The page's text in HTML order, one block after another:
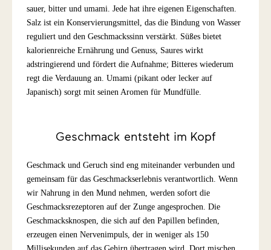
sauer, bitter und umami. Jede hat ihre eigenen Eigenschaften.
Salz ist ein Konservierungsmittel, das die Bindung von Wasser
reguliert und den Geschmackssinn verstärkt. Süßes bietet
kalorienreiche Ernährung und Genuss, Saures wirkt
adstringierend und fördert die Aufnahme; Bitteres wiederum
regt die Verdauung an. Umami (pikant oder lecker auf
Japanisch) sorgt mit seinen Aromen für Mundfülle.
Geschmack entsteht im Kopf
Geschmack und Geruch sind eng miteinander verbunden und
gemeinsam für das Geschmackserlebnis verantwortlich. Wenn
wir Nahrung in den Mund nehmen, werden sofort die
Geschmacksrezeptoren auf der Zunge angesprochen. Die
Geschmacksknospen, die sich auf den Papillen befinden,
erzeugen einen Nervenimpuls, der in weniger als 150